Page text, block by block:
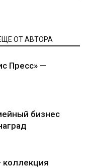
ОТ АВТОРА
Пресс» —
бизнес
коллекция